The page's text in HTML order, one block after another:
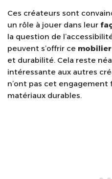
Ces créateurs sont
un rôle à jouer dans leur
la question de
peuvent s’offrir ce
et durabilité. Cela reste
intéressante aux autres
n’ont pas cet engagement
matériaux durables.